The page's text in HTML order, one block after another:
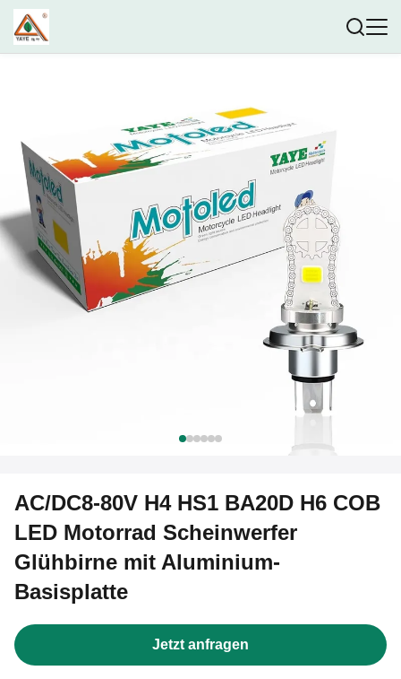
AC/DC8-80V H4 HS1 BA20D H6 COB
LED Motorrad Scheinwerfer
Glühbirne mit Aluminium-
Basisplatte
Jetzt anfragen